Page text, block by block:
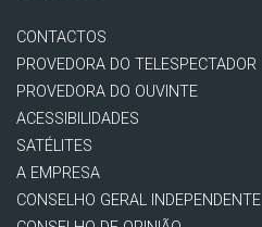
CONTACTOS
PROVEDORA DO TELESPECTADOR
PROVEDORA DO OUVINTE
ACESSIBILIDADES
SATÉLITES
A EMPRESA
CONSELHO GERAL INDEPENDENTE